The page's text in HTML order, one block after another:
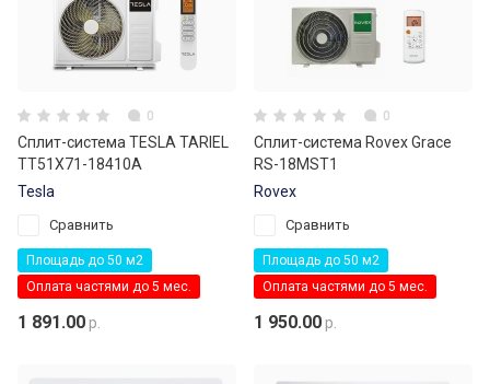
0
Сплит-система TESLA TARIEL
TT51X71-18410A
Tesla
Сравнить
Площадь до 50 м2
Оплата частями до 5 мес.
1 891.00 р.
0
Сплит-система Rovex Grace
RS-18MST1
Rovex
Сравнить
Площадь до 50 м2
Оплата частями до 5 мес.
1 950.00 р.